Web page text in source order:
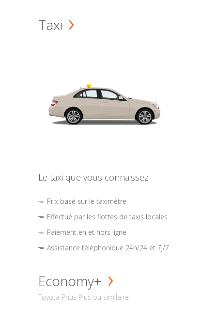
Taxi
Le taxi que vous connaissez
Prix basé sur le taximètre
Effectué par les flottes de taxis locales
Paiement en et hors ligne
Assistance téléphonique 24h/24 et 7j/7
Economy+
Toyota Prius Plus ou similaire